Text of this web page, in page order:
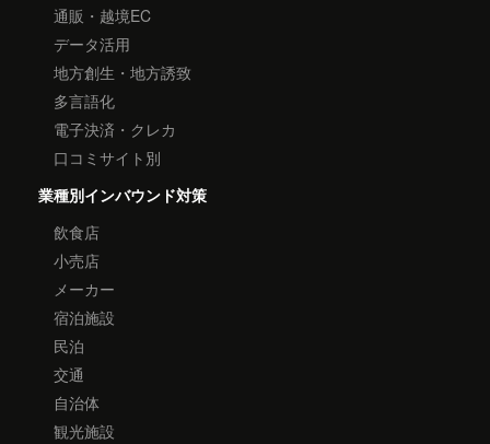
通販・越境EC
データ活用
地方創生・地方誘致
多言語化
電子決済・クレカ
口コミサイト別
業種別インバウンド対策
飲食店
小売店
メーカー
宿泊施設
民泊
交通
自治体
観光施設